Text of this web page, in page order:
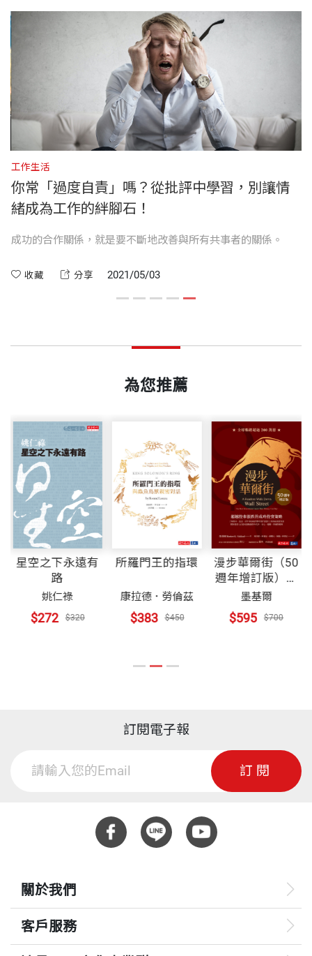
第十四天 適者生存
第十五天 勇於進取
第十六天 盡職負責
第十七天 事分緩急
第十八天 冒險犯難
第十九天 汲取教訓
第二十天 激發熱忱
第二十一天 溝通之道
第二十二天 和衷共濟
第二十三天 談判議術
第二十四天 以己為榮
第二十六天 把握方向
第二十七天 善用財富
第二十九天 增長智慧
第三十一天 樂在其中
理諮商與管理的專家。魏特利博士的錄音及錄影帶，
廣為全世界許多大公司總裁、政府官員、教育家、運
動員、以及不同年齡的學生所採用。他撰寫了四本
《紐約時報》的暢銷書：《成功之本》（Seeds of Gr
eatness）、《成功者的十大行動指南》（The Psych
ology of Winning）、《成功契機》（The Winner\'s E
dge）、《強者之最》（Being the Best）。
芮妮．薇特 作者
傳播顧問及作家。著有《媽媽，我懷孕了》（Mom
國立政治大學新聞系畢業，淡江大學美國研究所碩
士。曾任職於《綜合月刊》、中國廣播公司、《中央
日報》、《聯合報》，後擔任《遠見雜誌》主編、天
下文化出版公司主編。專事翻譯與寫作多年，文筆誠
摯優美，廣受好評。現為自由撰稿人，旅居紐西蘭。
翻譯作品有《樂在工作》、《你快樂嗎？》、《2000
年大趨勢》、《長大的感覺真好》、《居禮夫人——
寂寞而驕傲的一生》、《你管別人怎麼想》、《山居
歲月》、《海風下》、《個人歷史》（上、下）、
《偶然生為亞裔人》、《病人狂想曲》、《重生》等
多部。著作有《發現台灣》（合著）、《海洋台
灣》、《出走紐西蘭》、《堤河邑冒險學校》（合
書號 BWL088
出版社 天下文化
裝幀 平裝
開本 14.8 x 21 cm
重量
工作生活
你常「過度自責」嗎？從批評中學習，別讓情
緒成為工作的絆腳石！
成功的合作關係，就是要不斷地改善與所有共事者的關係。
收藏 分享 2021/05/03
為您推薦
星空之下永遠有
路
姚仁祿
$272 $320
所羅門王的指環
康拉德．勞倫茲
$383 $450
漫步華爾街（50
週年增訂版）：
超越股市漲跌的
成功投資策略
墨基爾
$595 $700
訂閱電子報
訂閱
關於我們
客戶服務